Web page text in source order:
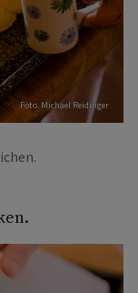
Foto: Michael Reidinger